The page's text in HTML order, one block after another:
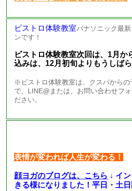
ビストロ体験教室パナソニック最
ンです！
ビストロ体験教室次回は、1月か
込みは、12月初旬よりもうしば
※ビストロ体験教室は、クスパからの
で、LINE@または、お問い合わせフ
ださい。
表情が変われば人生が変わる！
顔ヨガのブログは、こちら ↓ イ
きる様になりました！平日・土